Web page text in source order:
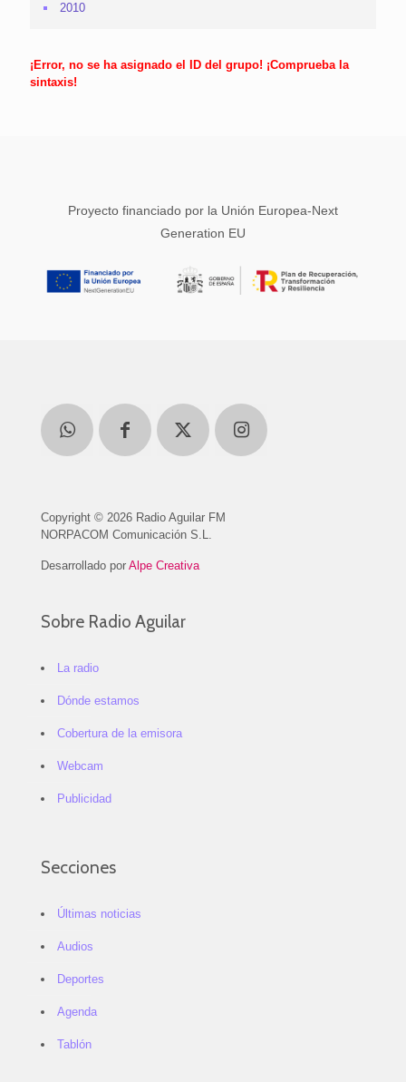
2010
¡Error, no se ha asignado el ID del grupo! ¡Comprueba la
sintaxis!
Proyecto financiado por la Unión Europea-Next
Generation EU
Copyright © 2026 Radio Aguilar FM
NORPACOM Comunicación S.L.
Desarrollado por Alpe Creativa
Sobre Radio Aguilar
La radio
Dónde estamos
Cobertura de la emisora
Webcam
Publicidad
Secciones
Últimas noticias
Audios
Deportes
Agenda
Tablón